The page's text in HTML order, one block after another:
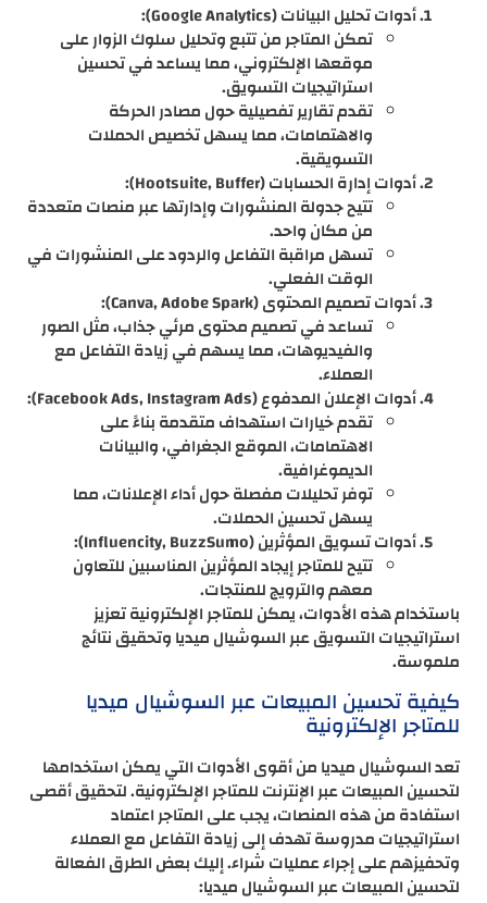
أدوات تحليل البيانات (Google Analytics):
تمكن المتاجر من تتبع وتحليل سلوك الزوار على
موقعها الإلكتروني، مما يساعد في تحسين
استراتيجيات التسويق.
تقدم تقارير تفصيلية حول مصادر الحركة
والاهتمامات، مما يسهل تخصيص الحملات
التسويقية.
أدوات إدارة الحسابات (Hootsuite, Buffer):
تتيح جدولة المنشورات وإدارتها عبر منصات متعددة
من مكان واحد.
تسهل مراقبة التفاعل والردود على المنشورات في
الوقت الفعلي.
أدوات تصميم المحتوى (Canva, Adobe Spark):
تساعد في تصميم محتوى مرئي جذاب، مثل الصور
والفيديوهات، مما يسهم في زيادة التفاعل مع
العملاء.
أدوات الإعلان المدفوع (Facebook Ads, Instagram Ads):
تقدم خيارات استهداف متقدمة بناءً على
الاهتمامات، الموقع الجغرافي، والبيانات
الديموغرافية.
توفر تحليلات مفصلة حول أداء الإعلانات، مما
يسهل تحسين الحملات.
أدوات تسويق المؤثرين (Influencity, BuzzSumo):
تتيح للمتاجر إيجاد المؤثرين المناسبين للتعاون
معهم والترويج للمنتجات.
باستخدام هذه الأدوات، يمكن للمتاجر الإلكترونية تعزيز
استراتيجيات التسويق عبر السوشيال ميديا وتحقيق نتائج
ملموسة.
كيفية تحسين المبيعات عبر السوشيال ميديا
للمتاجر الإلكترونية
تعد السوشيال ميديا من أقوى الأدوات التي يمكن استخدامها
لتحسين المبيعات عبر الإنترنت للمتاجر الإلكترونية. لتحقيق أقصى
استفادة من هذه المنصات، يجب على المتاجر اعتماد
استراتيجيات مدروسة تهدف إلى زيادة التفاعل مع العملاء
وتحفيزهم على إجراء عمليات شراء. إليك بعض الطرق الفعالة
لتحسين المبيعات عبر السوشيال ميديا: